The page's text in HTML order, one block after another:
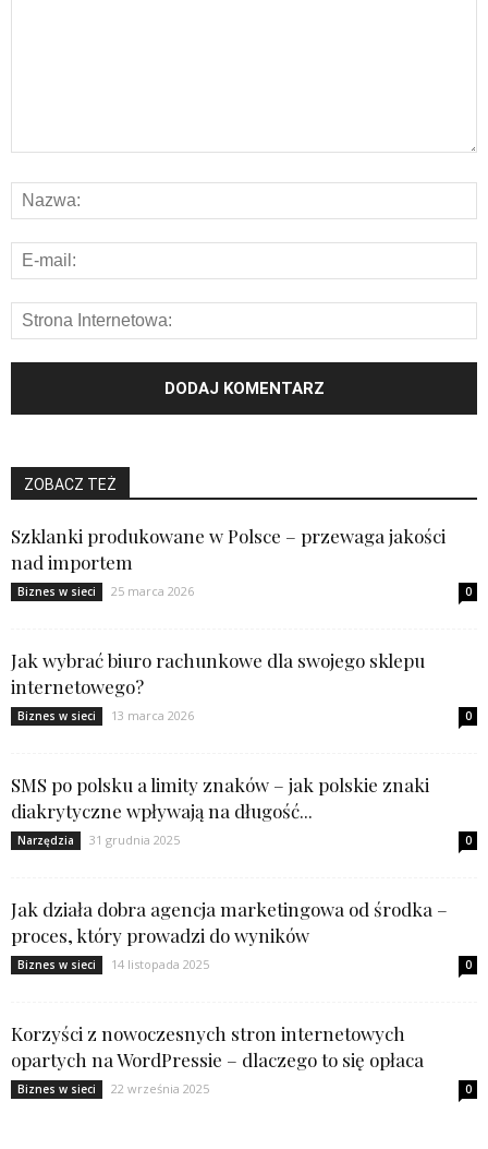
ZOBACZ TEŻ
Szklanki produkowane w Polsce – przewaga jakości
nad importem
Biznes w sieci 25 marca 2026 0
Jak wybrać biuro rachunkowe dla swojego sklepu
internetowego?
Biznes w sieci 13 marca 2026 0
SMS po polsku a limity znaków – jak polskie znaki
diakrytyczne wpływają na długość...
Narzędzia 31 grudnia 2025 0
Jak działa dobra agencja marketingowa od środka –
proces, który prowadzi do wyników
Biznes w sieci 14 listopada 2025 0
Korzyści z nowoczesnych stron internetowych
opartych na WordPressie – dlaczego to się opłaca
Biznes w sieci 22 września 2025 0